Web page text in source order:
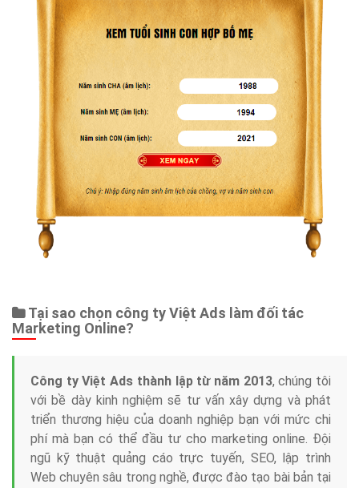
Tại sao chọn công ty Việt Ads làm đối tác
Marketing Online?
Công ty Việt Ads thành lập từ năm 2013, chúng tôi
với bề dày kinh nghiệm sẽ tư vấn xây dựng và phát
triển thương hiệu của doanh nghiệp bạn với mức chi
phí mà bạn có thể đầu tư cho marketing online. Đội
ngũ kỹ thuật quảng cáo trực tuyến, SEO, lập trình
Web chuyên sâu trong nghề, được đào tạo bài bản tại